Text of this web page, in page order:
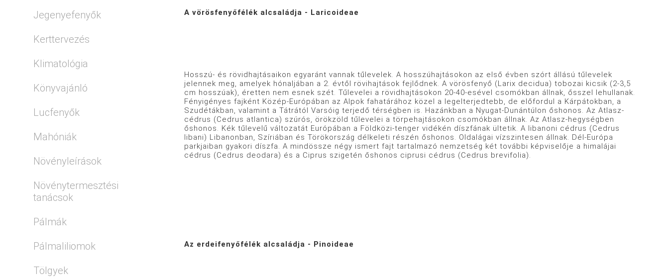
Jegenyefenyők
Kerttervezés
Klimatológia
Könyvajánló
Lucfenyők
Mahóniák
Növényleírások
Növénytermesztési
tanácsok
Pálmák
Pálmaliliomok
Tölgyek
A vörösfenyőfélék alcsaládja - Laricoideae
Hosszú- és rövidhajtásaikon egyaránt vannak tűlevelek. A hosszúhajtásokon az első évben szórt állású tűlevelek
jelennek meg, amelyek hónaljában a 2. évtől rövihajtások fejlődnek. A vörösfenyő (Larix decidua) tobozai kicsik (2-3,5
cm hosszúak), éretten nem esnek szét. Tűlevelei a rövidhajtásokon 20-40-esével csomókban állnak, ősszel lehullanak.
Fényigényes fajként Közép-Európában az Alpok fahatárához közel a legelterjedtebb, de előfordul a Kárpátokban, a
Szudétákban, valamint a Tátrától Varsóig terjedő térségben is. Hazánkban a Nyugat-Dunántúlon őshonos. Az Atlasz-
cédrus (Cedrus atlantica) szúrós, örökzöld tűlevelei a törpehajtásokon csomókban állnak. Az Atlasz-hegységben
őshonos. Kék tűlevelű változatát Európában a Földközi-tenger vidékén díszfának ültetik. A libanoni cédrus (Cedrus
libani) Libanonban, Szíriában és Törökország délkeleti részén őshonos. Oldalágai vízszintesen állnak. Dél-Európa
parkjaiban gyakori díszfa. A mindössze négy ismert fajt tartalmazó nemzetség két további képviselője a himalájai
cédrus (Cedrus deodara) és a Ciprus szigetén őshonos ciprusi cédrus (Cedrus brevifolia).
Az erdeifenyőfélék alcsaládja - Pinoideae